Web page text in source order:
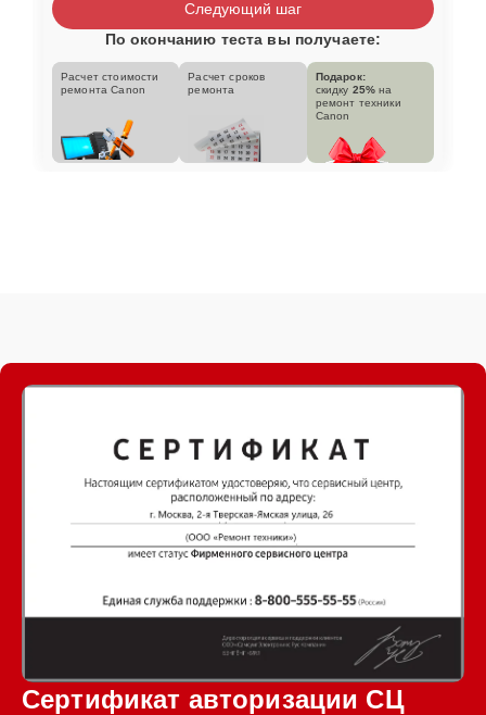
Следующий шаг
По окончанию теста вы получаете:
Расчет стоимости
ремонта Canon
Расчет сроков
ремонта
Подарок:
скидку 25% на
ремонт техники
Canon
Сертификат авторизации СЦ